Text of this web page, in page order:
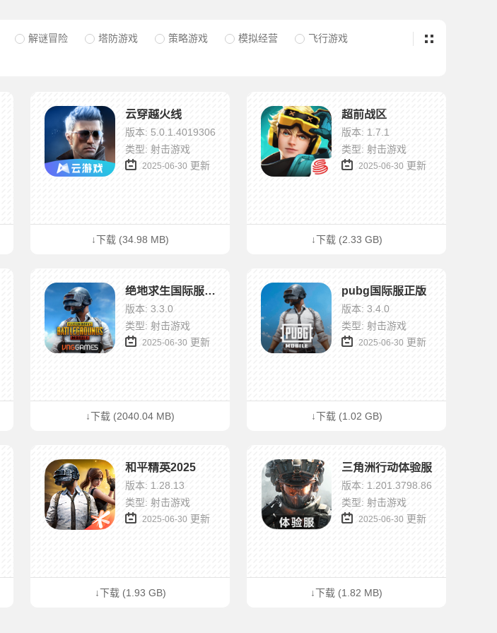
解谜冒险 塔防游戏 策略游戏 模拟经营
飞行游戏
云穿越火线
版本: 5.0.1.4019306
类型: 射击游戏
2025-06-30 更新
↓下载 (34.98 MB)
超前战区
版本: 1.7.1
类型: 射击游戏
2025-06-30 更新
↓下载 (2.33 GB)
绝地求生国际服pubg
版本: 3.3.0
类型: 射击游戏
2025-06-30 更新
↓下载 (2040.04 MB)
pubg国际服正版
版本: 3.4.0
类型: 射击游戏
2025-06-30 更新
↓下载 (1.02 GB)
和平精英2025
版本: 1.28.13
类型: 射击游戏
2025-06-30 更新
↓下载 (1.93 GB)
三角洲行动体验服
版本: 1.201.3798.86
类型: 射击游戏
2025-06-30 更新
↓下载 (1.82 MB)